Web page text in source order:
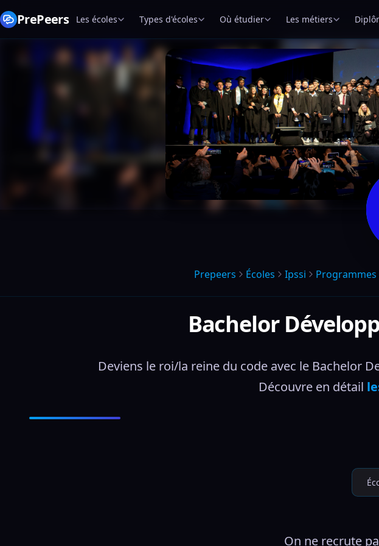
PrePeers Les écoles Types d'écoles Où étudier Les métiers
Prepeers Écoles Ipssi Programmes
Bachelor
Deviens le roi/la reine du code avec le Bachelor
Découvre en détail
On ne recrute